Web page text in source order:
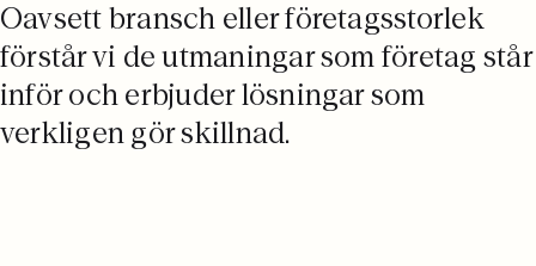
Oavsett bransch eller företagsstorlek
förstår vi de utmaningar som företag står
inför och erbjuder lösningar som
verkligen gör skillnad.